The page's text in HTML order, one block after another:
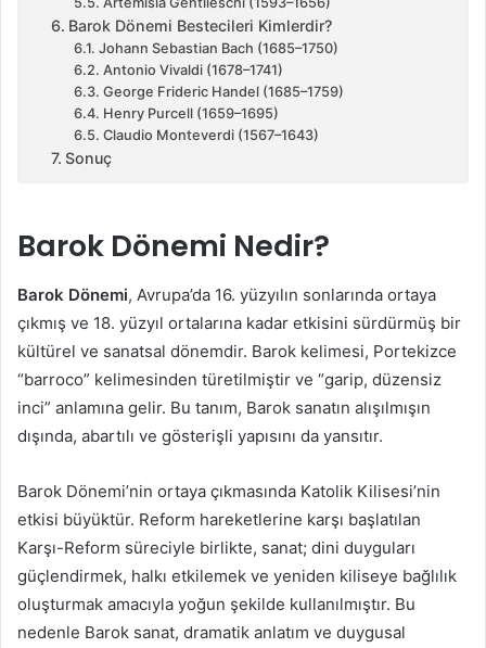
Barok Dönemi Bestecileri Kimlerdir?
Johann Sebastian Bach (1685–1750)
Antonio Vivaldi (1678–1741)
George Frideric Handel (1685–1759)
Henry Purcell (1659–1695)
Claudio Monteverdi (1567–1643)
Sonuç
Barok Dönemi Nedir?
Barok Dönemi, Avrupa’da 16. yüzyılın sonlarında ortaya
çıkmış ve 18. yüzyıl ortalarına kadar etkisini sürdürmüş bir
kültürel ve sanatsal dönemdir. Barok kelimesi, Portekizce
“barroco” kelimesinden türetilmiştir ve “garip, düzensiz
inci” anlamına gelir. Bu tanım, Barok sanatın alışılmışın
dışında, abartılı ve gösterişli yapısını da yansıtır.
Barok Dönemi’nin ortaya çıkmasında Katolik Kilisesi’nin
etkisi büyüktür. Reform hareketlerine karşı başlatılan
Karşı-Reform süreciyle birlikte, sanat; dini duyguları
güçlendirmek, halkı etkilemek ve yeniden kiliseye bağlılık
oluşturmak amacıyla yoğun şekilde kullanılmıştır. Bu
nedenle Barok sanat, dramatik anlatım ve duygusal